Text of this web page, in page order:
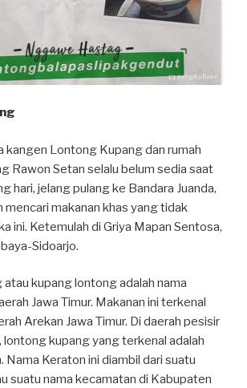
kangen Lontong Kupang dan rumah
Rawon Setan selalu belum sedia saat
hari, jelang pulang ke Bandara Juanda,
mencari makanan khas yang tidak
ini. Ketemulah di Griya Mapan Sentosa,
Sidoarjo.
kupang lontong adalah nama
Jawa Timur. Makanan ini terkenal
Arekan Jawa Timur. Di daerah pesisir
lontong kupang yang terkenal adalah
Nama Keraton ini diambil dari suatu
suatu nama kecamatan di Kabupaten